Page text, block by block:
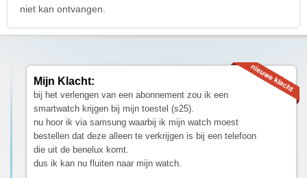
niet kan ontvangen.
Mijn Klacht:
bij het verlengen van een abonnement zou ik een
smartwatch krijgen bij mijn toestel (s25).
nu hoor ik via samsung waarbij ik mijn watch moest
bestellen dat deze alleen te verkrijgen is bij een telefoon
die uit de benelux komt.
dus ik kan nu fluiten naar mijn watch.